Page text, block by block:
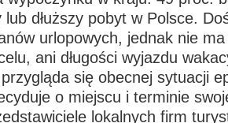
dłuższy pobyt w Polsce.
urlopowych, jednak nie
ani długości wyjazdu
się obecnej sytuacji
o miejscu i terminie
lokalnych firm